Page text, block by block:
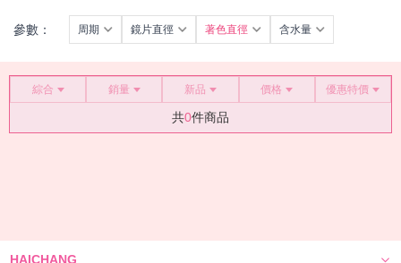
參數： 周期 鏡片直徑 著色直徑 含水量
綜合 銷量 新品 價格 優惠特價
共0件商品
HAICHANG